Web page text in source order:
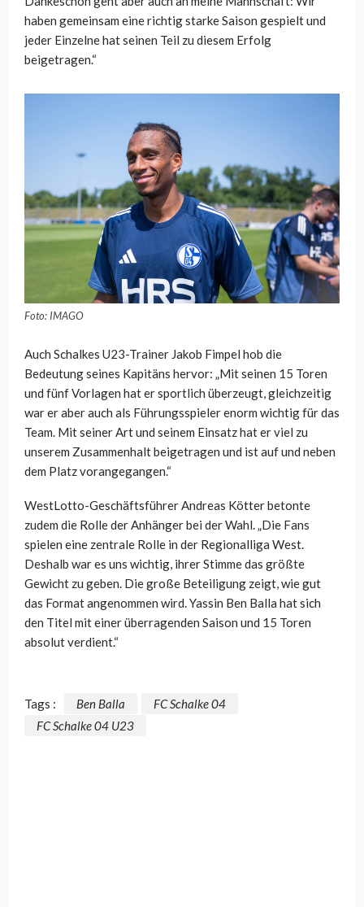
haben gemeinsam eine richtig starke Saison gespielt und
jeder Einzelne hat seinen Teil zu diesem Erfolg
beigetragen.“
Foto: IMAGO
Auch Schalkes U23-Trainer Jakob Fimpel hob die
Bedeutung seines Kapitäns hervor: „Mit seinen 15 Toren
und fünf Vorlagen hat er sportlich überzeugt, gleichzeitig
war er aber auch als Führungsspieler enorm wichtig für das
Team. Mit seiner Art und seinem Einsatz hat er viel zu
unserem Zusammenhalt beigetragen und ist auf und neben
dem Platz vorangegangen.“
WestLotto-Geschäftsführer Andreas Kötter betonte
zudem die Rolle der Anhänger bei der Wahl. „Die Fans
spielen eine zentrale Rolle in der Regionalliga West.
Deshalb war es uns wichtig, ihrer Stimme das größte
Gewicht zu geben. Die große Beteiligung zeigt, wie gut
das Format angenommen wird. Yassin Ben Balla hat sich
den Titel mit einer überragenden Saison und 15 Toren
absolut verdient.“
Tags : Ben Balla
FC Schalke 04
FC Schalke 04 U23